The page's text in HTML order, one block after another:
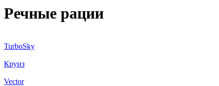
Речные рации
TurboSky
Круиз
Vector